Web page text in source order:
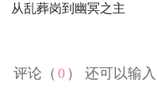
从乱葬岗到幽冥之主
评论（ 0 ） 还可以输入